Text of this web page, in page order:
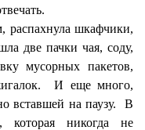
распахнула шкафчики,
две пачки чая, соду,
мусорных пакетов,
И еще много,
вставшей на паузу.
В
которая никогда не